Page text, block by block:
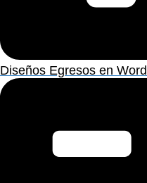
Diseños Egresos en Word